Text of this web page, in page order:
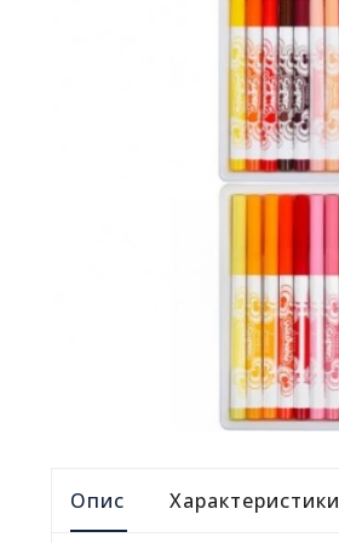
Опис Характеристики